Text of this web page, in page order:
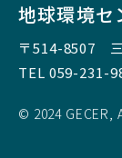
地球環境セ
〒514-8507
TEL 059-231-
© 2024 GECER,